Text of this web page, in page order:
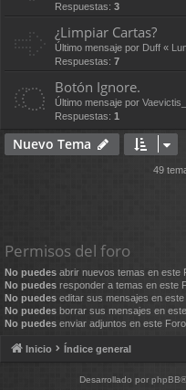
Respuestas: 3
¿Limpiar Cartas?
Último mensaje por Duff «
Respuestas: 7
Botón Ignore.
Último mensaje por
Respuestas: 1
Nuevo Tema
49
Permisos del foro
No puedes abrir nuevos temas en este
No puedes responder a temas en este
No puedes editar sus mensajes en
No puedes borrar sus mensajes en
No puedes enviar adjuntos en este Foro
Inicio Índice general
Desarrollado por phpBB